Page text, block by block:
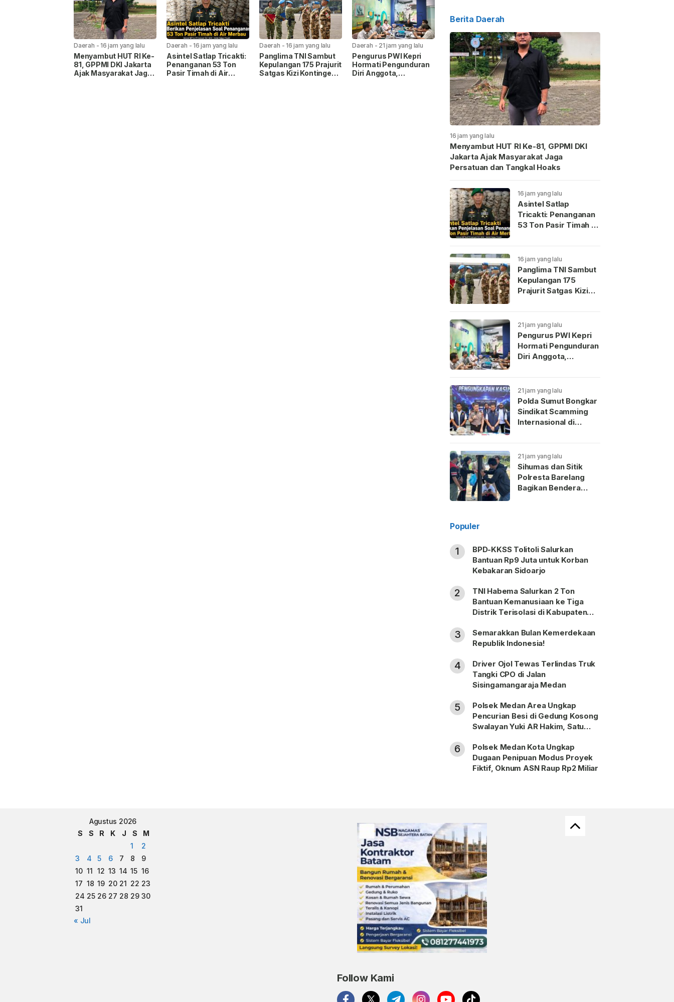
Daerah -16 jam yang lalu
Menyambut HUT RI Ke-
81, GPPMI DKI Jakarta
Ajak Masyarakat Jaga
Daerah -16 jam yang lalu
Asintel Satlap Tricakti:
Penanganan 53 Ton
Pasir Timah di Air
Daerah -16 jam yang lalu
Panglima TNI Sambut
Kepulangan 175 Prajurit
Satgas Kizi Kontingen
Daerah - 21 jam yang lalu
Pengurus PWI Kepri
Hormati Pengunduran
Diri Anggota,
Berita Daerah
16 jam yang lalu
Menyambut HUT RI Ke-81, GPPMI DKI
Jakarta Ajak Masyarakat Jaga
Persatuan dan Tangkal Hoaks
16 jam yang lalu
Asintel Satlap
Tricakti: Penanganan
53 Ton Pasir Timah di
Miskomunikasi
16 jam yang lalu
Panglima TNI Sambut
Kepulangan 175
Prajurit Satgas Kizi
21 jam yang lalu
Pengurus PWI Kepri
Hormati Pengunduran
Diri Anggota,
Pusat
21 jam yang lalu
Polda Sumut Bongkar
Sindikat Scamming
Internasional di
Miliar
21 jam yang lalu
Sihumas dan Sitik
Polresta Barelang
Bagikan Bendera
Populer
1
BPD-KKSS Tolitoli Salurkan
Bantuan Rp9 Juta untuk Korban
Kebakaran Sidoarjo
2
TNI Habema Salurkan 2 Ton
Bantuan Kemanusiaan ke Tiga
Distrik Terisolasi di Kabupaten
3
Semarakkan Bulan Kemerdekaan
Republik Indonesia!
4
Driver Ojol Tewas Terlindas Truk
Tangki CPO di Jalan
Sisingamangaraja Medan
5
Polsek Medan Area Ungkap
Pencurian Besi di Gedung Kosong
Swalayan Yuki AR Hakim, Satu
6
Polsek Medan Kota Ungkap
Dugaan Penipuan Modus Proyek
Fiktif, Oknum ASN Raup Rp2 Miliar
Agustus 2026
S
S R K J S
M
1
2
3
4 5 6 7 8
9
10 11 12 13 14 15 16
17 18 19 20 21 22 23
24 25 26 27 28 29 30
31
« Jul
Follow Kami